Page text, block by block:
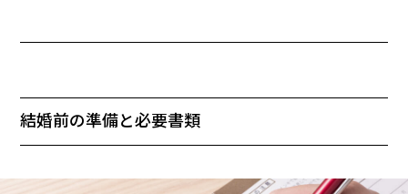
結婚前の準備と必要書類